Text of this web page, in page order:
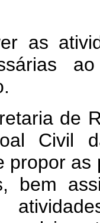
de
Civil
propor
bem